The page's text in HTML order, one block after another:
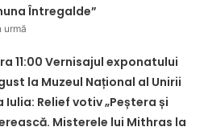
Întregalde”
urmă
11:00 Vernisajul exponatului
la Muzeul Național al Unirii
Iulia: Relief votiv „Peștera și
Misterele lui Mithras la